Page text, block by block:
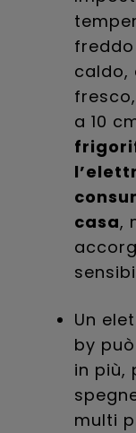
freddo
caldo,
a 10
casa,
Un
by
in più,
multi